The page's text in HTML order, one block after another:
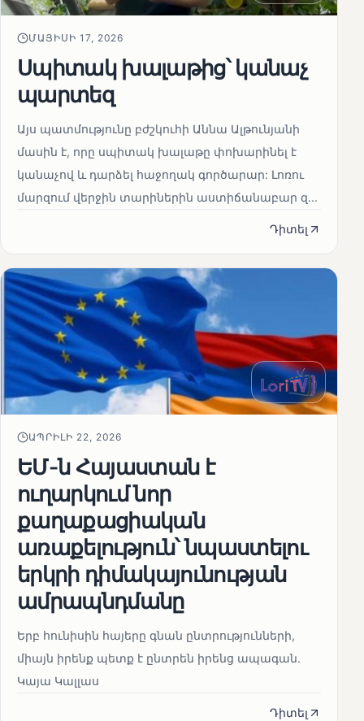
ՄԱՅԻՍԻ 17, 2026
Սպիտակ խալաթից՝ կանաչ
պարտեզ
Այս պատմությունը բժշկուհի Աննա Ալթունյանի
մասին է, որը սպիտակ խալաթը փոխարինել է
կանաչով և դարձել հաջողակ գործարար: Լոռու
մարզում վերջին տարիներին աստիճանաբար զ...
Դիտել
ԱՊՐԻԼԻ 22, 2026
ԵՄ-ն Հայաստան է
ուղարկում նոր
քաղաքացիական
առաքելություն՝ նպաստելու
երկրի դիմակայունության
ամրապնդմանը
Երբ հունիսին հայերը գնան ընտրությունների,
միայն իրենք պետք է ընտրեն իրենց ապագան.
Կայա Կալլաս
Դիտել